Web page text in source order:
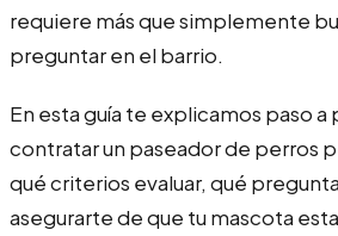
requiere más que simplemente
preguntar en el barrio.
En esta guía te explicamos paso a
contratar un paseador de perros
qué criterios evaluar, qué
asegurarte de que tu mascota